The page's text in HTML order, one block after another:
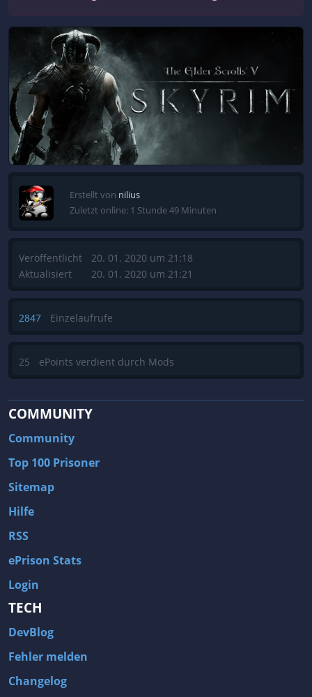
Erstellt von nilius
Zuletzt online: 1 Stunde 49 Minuten
Veröffentlicht
Aktualisiert
20. 01. 2020 um 21:18
20. 01. 2020 um 21:21
2847 Einzelaufrufe
25 ePoints verdient durch Mods
COMMUNITY
Community
Top 100 Prisoner
Sitemap
Hilfe
RSS
ePrison Stats
Login
TECH
DevBlog
Fehler melden
Changelog